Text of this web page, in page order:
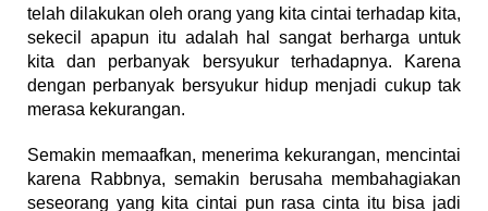
telah dilakukan oleh orang yang kita cintai terhadap kita,
sekecil apapun itu adalah hal sangat berharga untuk
kita dan perbanyak bersyukur terhadapnya. Karena
dengan perbanyak bersyukur hidup menjadi cukup tak
merasa kekurangan.
Semakin memaafkan, menerima kekurangan, mencintai
karena Rabbnya, semakin berusaha membahagiakan
seseorang yang kita cintai pun rasa cinta itu bisa jadi